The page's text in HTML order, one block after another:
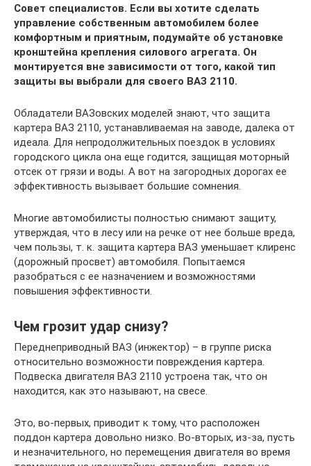
Совет специалистов. Если вы хотите сделать
управление собственным автомобилем более
комфортным и приятным, подумайте об установке
кронштейна крепления силового агрегата. Он
монтируется вне зависимости от того, какой тип
защиты вы выбрали для своего ВАЗ 2110.
Обладатели ВАЗовских моделей знают, что защита
картера ВАЗ 2110, устанавливаемая на заводе, далека от
идеала. Для непродолжительных поездок в условиях
городского цикла она еще годится, защищая моторный
отсек от грязи и воды. А вот на загородных дорогах ее
эффективность вызывает большие сомнения.
Многие автомобилисты полностью снимают защиту,
утверждая, что в лесу или на речке от нее больше вреда,
чем пользы, т. к. защита картера ВАЗ уменьшает клиренс
(дорожный просвет) автомобиля. Попытаемся
разобраться с ее назначением и возможностями
повышения эффективности.
Чем грозит удар снизу?
Переднеприводный ВАЗ (инжектор) – в группе риска
относительно возможности повреждения картера.
Подвеска двигателя ВАЗ 2110 устроена так, что он
находится, как это называют, на свесе.
Это, во-первых, приводит к тому, что расположен
поддон картера довольно низко. Во-вторых, из-за, пусть
и незначительного, но перемещения двигателя во время